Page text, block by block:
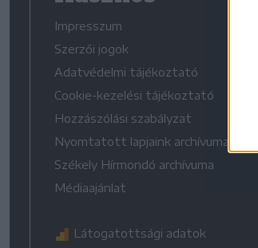
Impresszum
Szerzői jogok
Adatvédelmi tájékoztató
Cookie-kezelési tájékoztató
Hozzászólási szabályzat
Nyomtatott lapjaink archívuma
Székely Hírmondó archívuma
Médiaajánlat
Látogatottsági adatok